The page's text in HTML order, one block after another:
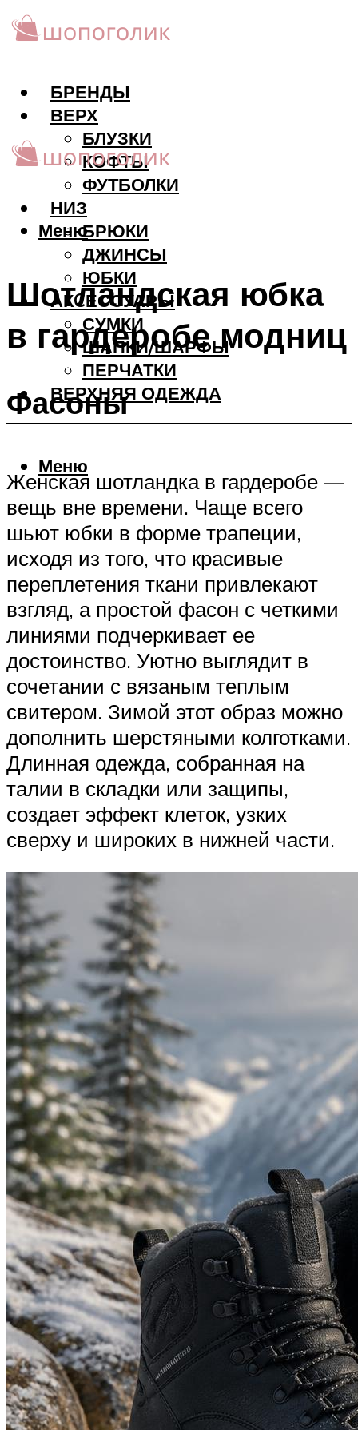
БРЕНДЫ
ВЕРХ
БЛУЗКИ
КОФТЫ
ФУТБОЛКИ
НИЗ
БРЮКИ
ДЖИНСЫ
ЮБКИ
АКCЕССУАРЫ
СУМКИ
ШАПКИ/ШАРФЫ
ПЕРЧАТКИ
ВЕРХНЯЯ ОДЕЖДА
Меню
Меню
Шотландская юбка
в гардеробе модниц
Фасоны
Женская шотландка в гардеробе —
вещь вне времени. Чаще всего
шьют юбки в форме трапеции,
исходя из того, что красивые
переплетения ткани привлекают
взгляд, а простой фасон с четкими
линиями подчеркивает ее
достоинство. Уютно выглядит в
сочетании с вязаным теплым
свитером. Зимой этот образ можно
дополнить шерстяными колготками.
Длинная одежда, собранная на
талии в складки или защипы,
создает эффект клеток, узких
сверху и широких в нижней части.